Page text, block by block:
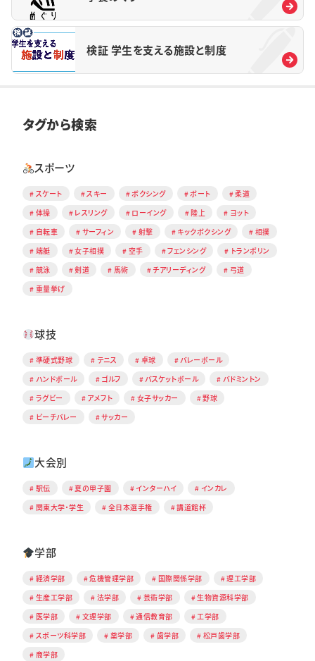
検証 学生を支える施設と制度
タグから検索
スポーツ
スケート スキー ボクシング ボート
柔道
体操
レスリング ローイング 陸上
ヨット
自転車
サーフィン 射撃 キックボクシング
相撲
端艇
女子相撲 空手 フェンシング
トランポリン
競泳
剣道 馬術 チアリーディング
弓道
重量挙げ
球技
準硬式野球 テニス 卓球
バレーボール
ハンドボール
ゴルフ バスケットボール
バドミントン
ラグビー
アメフト 女子サッカー
野球
ビーチバレー
サッカー
大会別
駅伝 夏の甲子園 インターハイ
インカレ
関東大学・学生
全日本選手権 講道館杯
学部
経済学部 危機管理学部 国際関係学部
理工学部
生産工学部
法学部 芸術学部
生物資源科学部
医学部
文理学部 通信教育部
工学部
スポーツ科学部
薬学部 歯学部
松戸歯学部
商学部